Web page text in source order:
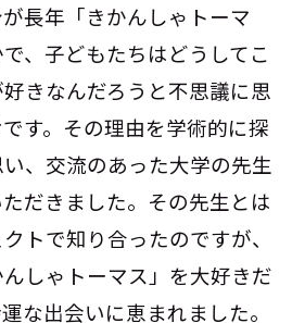
長年「きかんしゃトーマ
、子どもたちはどうしてこ
きなんだろうと不思議に思
す。その理由を学術的に探
、交流のあった大学の先生
だきました。その先生とは
トで知り合ったのですが、
しゃトーマス」を大好きだ
な出会いに恵まれました。